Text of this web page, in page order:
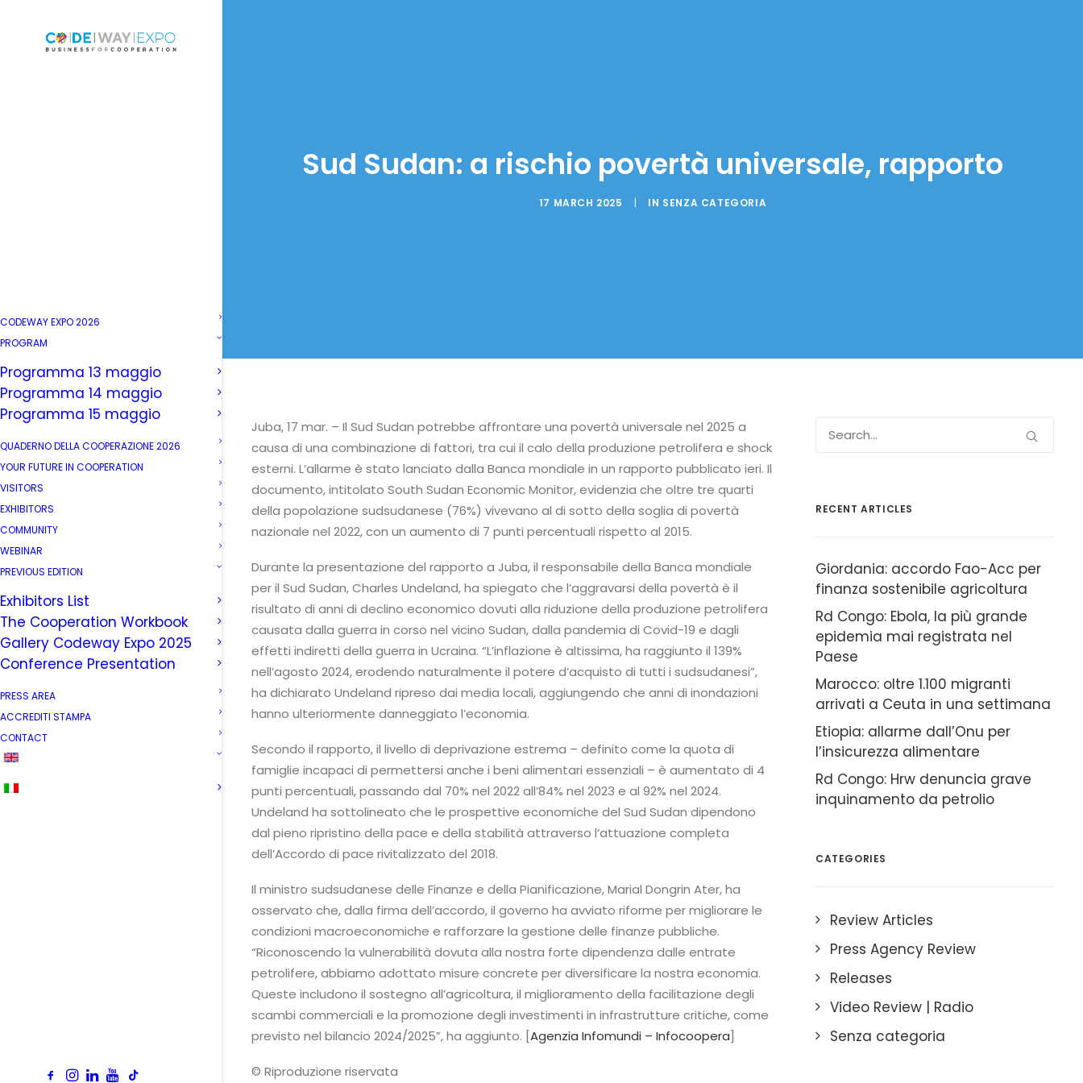
CODEWAY EXPO 2026
PROGRAM
Programma 13 maggio
Programma 14 maggio
Programma 15 maggio
QUADERNO DELLA COOPERAZIONE 2026
YOUR FUTURE IN COOPERATION
VISITORS
EXHIBITORS
COMMUNITY
WEBINAR
PREVIOUS EDITION
Exhibitors List
The Cooperation Workbook
Gallery Codeway Expo 2025
Conference Presentation
PRESS AREA
ACCREDITI STAMPA
CONTACT
Sud Sudan: a rischio povertà universale, rapporto
17 MARCH 2025 | IN SENZA CATEGORIA
Juba, 17 mar. – Il Sud Sudan potrebbe affrontare una povertà universale nel 2025 a
causa di una combinazione di fattori, tra cui il calo della produzione petrolifera e shock
esterni. L’allarme è stato lanciato dalla Banca mondiale in un rapporto pubblicato ieri. Il
documento, intitolato South Sudan Economic Monitor, evidenzia che oltre tre quarti
della popolazione sudsudanese (76%) vivevano al di sotto della soglia di povertà
nazionale nel 2022, con un aumento di 7 punti percentuali rispetto al 2015.
Durante la presentazione del rapporto a Juba, il responsabile della Banca mondiale
per il Sud Sudan, Charles Undeland, ha spiegato che l’aggravarsi della povertà è il
risultato di anni di declino economico dovuti alla riduzione della produzione petrolifera
causata dalla guerra in corso nel vicino Sudan, dalla pandemia di Covid-19 e dagli
effetti indiretti della guerra in Ucraina. “L’inflazione è altissima, ha raggiunto il 139%
nell’agosto 2024, erodendo naturalmente il potere d’acquisto di tutti i sudsudanesi”,
ha dichiarato Undeland ripreso dai media locali, aggiungendo che anni di inondazioni
hanno ulteriormente danneggiato l’economia.
Secondo il rapporto, il livello di deprivazione estrema – definito come la quota di
famiglie incapaci di permettersi anche i beni alimentari essenziali – è aumentato di 4
punti percentuali, passando dal 70% nel 2022 all’84% nel 2023 e al 92% nel 2024.
Undeland ha sottolineato che le prospettive economiche del Sud Sudan dipendono
dal pieno ripristino della pace e della stabilità attraverso l’attuazione completa
dell’Accordo di pace rivitalizzato del 2018.
Il ministro sudsudanese delle Finanze e della Pianificazione, Marial Dongrin Ater, ha
osservato che, dalla firma dell’accordo, il governo ha avviato riforme per migliorare le
condizioni macroeconomiche e rafforzare la gestione delle finanze pubbliche.
“Riconoscendo la vulnerabilità dovuta alla nostra forte dipendenza dalle entrate
petrolifere, abbiamo adottato misure concrete per diversificare la nostra economia.
Queste includono il sostegno all’agricoltura, il miglioramento della facilitazione degli
scambi commerciali e la promozione degli investimenti in infrastrutture critiche, come
previsto nel bilancio 2024/2025”, ha aggiunto. [Agenzia Infomundi – Infocoopera]
© Riproduzione riservata
RECENT ARTICLES
Giordania: accordo Fao-Acc per
finanza sostenibile agricoltura
Rd Congo: Ebola, la più grande
epidemia mai registrata nel
Paese
Marocco: oltre 1.100 migranti
arrivati a Ceuta in una settimana
Etiopia: allarme dall’Onu per
l’insicurezza alimentare
Rd Congo: Hrw denuncia grave
inquinamento da petrolio
CATEGORIES
Review Articles
Press Agency Review
Releases
Video Review | Radio
Senza categoria